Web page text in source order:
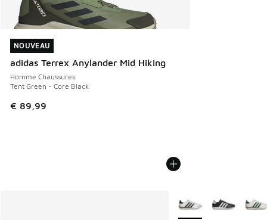
NOUVEAU
adidas Terrex Anylander Mid Hiking
Homme Chaussures
Tent Green - Core Black
€ 89,99
NOUVEAU
Plus de couleurs